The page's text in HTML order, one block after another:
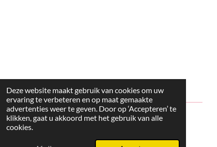
Deze website maakt gebruik van cookies om uw
ervaring te verbeteren en op maat gemaakte
advertenties weer te geven. Door op ‘Accepteren’ te
klikken, gaat u akkoord met het gebruik van alle
cookies.
© 2024 - 2026 Style2Maria